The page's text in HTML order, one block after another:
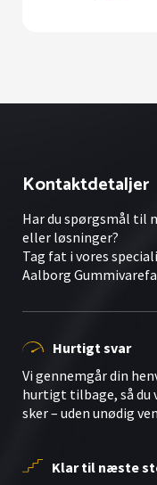
Kontaktdetaljer
Har du spørgsmål til
eller løsninger?
Tag fat i vores
Aalborg
Hurtigt svar
Vi gennemgår din
hurtigt tilbage, så du
sker – uden unødig
Klar til næste